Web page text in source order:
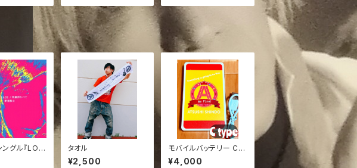
グル『LOV
タオル
¥2,500
モバイルバッテリー Cty
pe
¥4,000